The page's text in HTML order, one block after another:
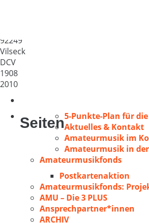
92249
Vilseck
DCV
1908
2010
Seiten5-Punkte-Plan für
Aktuelles & Kontakt
Amateurmusik im
Amateurmusik in
Amateurmusikfonds
Postkartenaktion
Amateurmusikfonds:
AMU – Die 3 PLUS
Ansprechpartner*innen
ARCHIV